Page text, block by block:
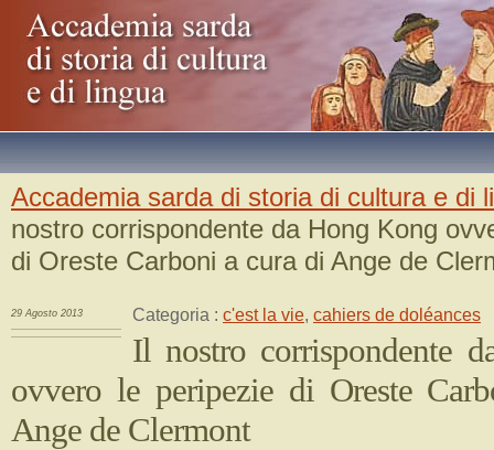
Accademia sarda di storia di cultura e di
nostro corrispondente da Hong Kong
di Oreste Carboni a cura di Ange de
29 Agosto 2013 Categoria : c'est la vie, cahiers de doléances
Il nostro corrispondente
ovvero le peripezie di Oreste
Ange de Clermont